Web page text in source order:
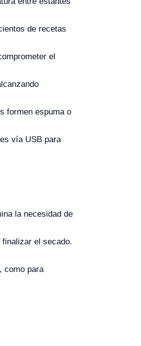
de recetas
el
formen espuma o
vía USB para
la necesidad de
el secado.
como para